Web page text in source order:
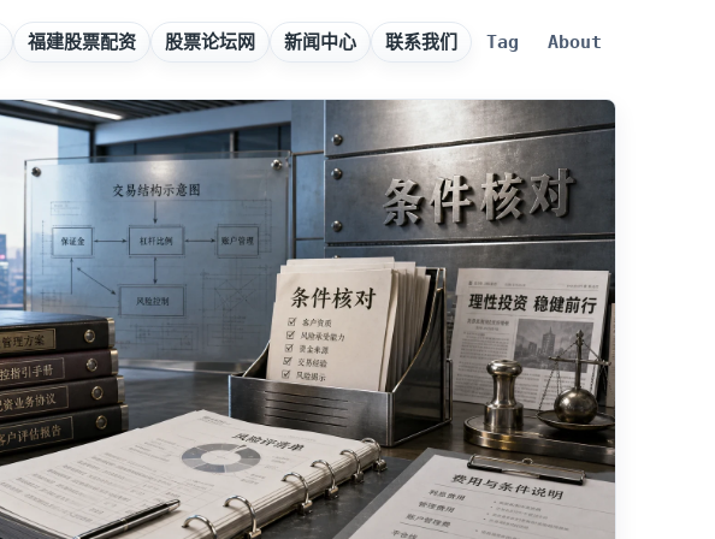
福建股票配资 股票论坛网 新闻中心 联系我们 Tag About